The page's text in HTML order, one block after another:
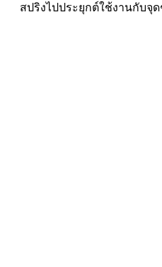
สปริงไปประยุกต์ใช้งานกับจุ